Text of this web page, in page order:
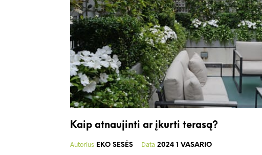
Kaip atnaujinti ar įkurti terasą?
Autorius EKO SESĖS Data 2024 1 VASARIO